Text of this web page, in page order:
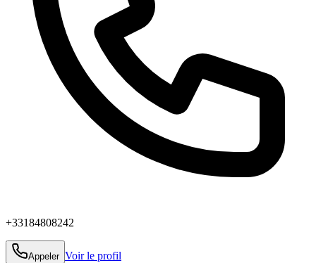
+33184808242
Appeler Voir le profil